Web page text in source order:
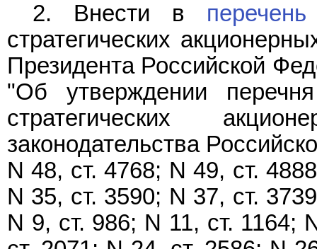
2. Внести в перечень
стратегических
Президента Российской
"Об утверждении
стратегических
законодательства
N 48, ст. 4768; N 49, ст.
N 35, ст. 3590; N 37, ст.
N 9, ст. 986; N 11, ст. 1164;